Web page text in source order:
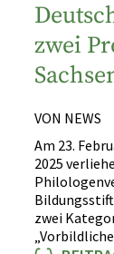
zwei
VON NEWS
Am 23.
2025
zwei